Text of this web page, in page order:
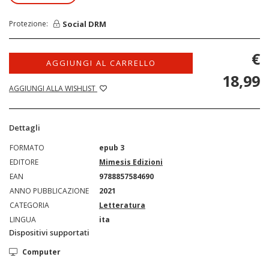
Protezione: Social DRM
AGGIUNGI AL CARRELLO
AGGIUNGI ALLA WISHLIST
€
18,99
Dettagli
FORMATO
epub 3
EDITORE
Mimesis Edizioni
EAN
9788857584690
ANNO PUBBLICAZIONE
2021
CATEGORIA
Letteratura
LINGUA
ita
Dispositivi supportati
Computer